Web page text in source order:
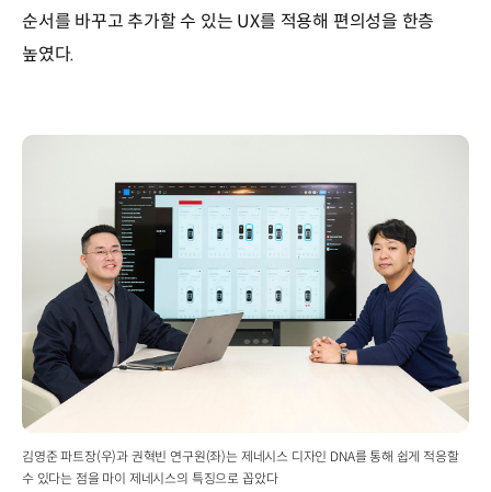
순서를 바꾸고 추가할 수 있는 UX를 적용해 편의성을 한층
높였다.
김영준 파트장(우)과 권혁빈 연구원(좌)는 제네시스 디자인 DNA를 통해 쉽게 적응할
수 있다는 점을 마이 제네시스의 특징으로 꼽았다